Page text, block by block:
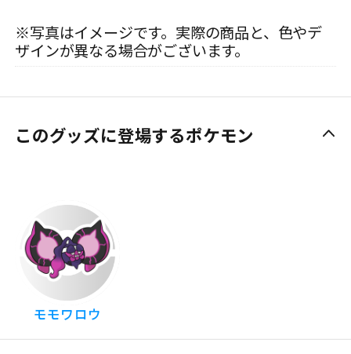
※写真はイメージです。実際の商品と、色やデ
ザインが異なる場合がございます。
このグッズに登場するポケモン
モモワロウ